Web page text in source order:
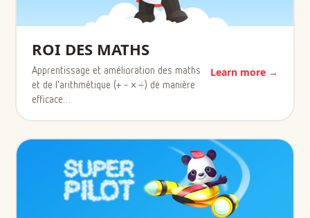
ROI DES MATHS
Apprentissage et amélioration des maths
et de l'arithmétique (+ - × ÷) de manière
efficace…
Learn more →